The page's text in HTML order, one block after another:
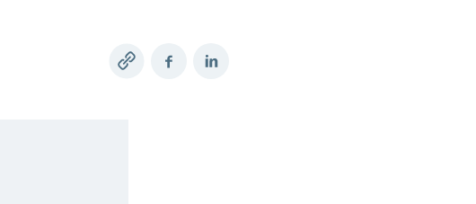
Copy
FacebookLinkedIn